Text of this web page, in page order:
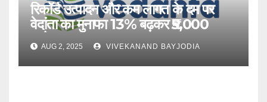
रिकॉर्ड उत्पादन और कम लागत के दम पर
वेदांता का मुनाफा 13% बढ़कर ₹5,000
करोड़ हुआ
AUG 2, 2025 VIVEKANAND BAYJODIA